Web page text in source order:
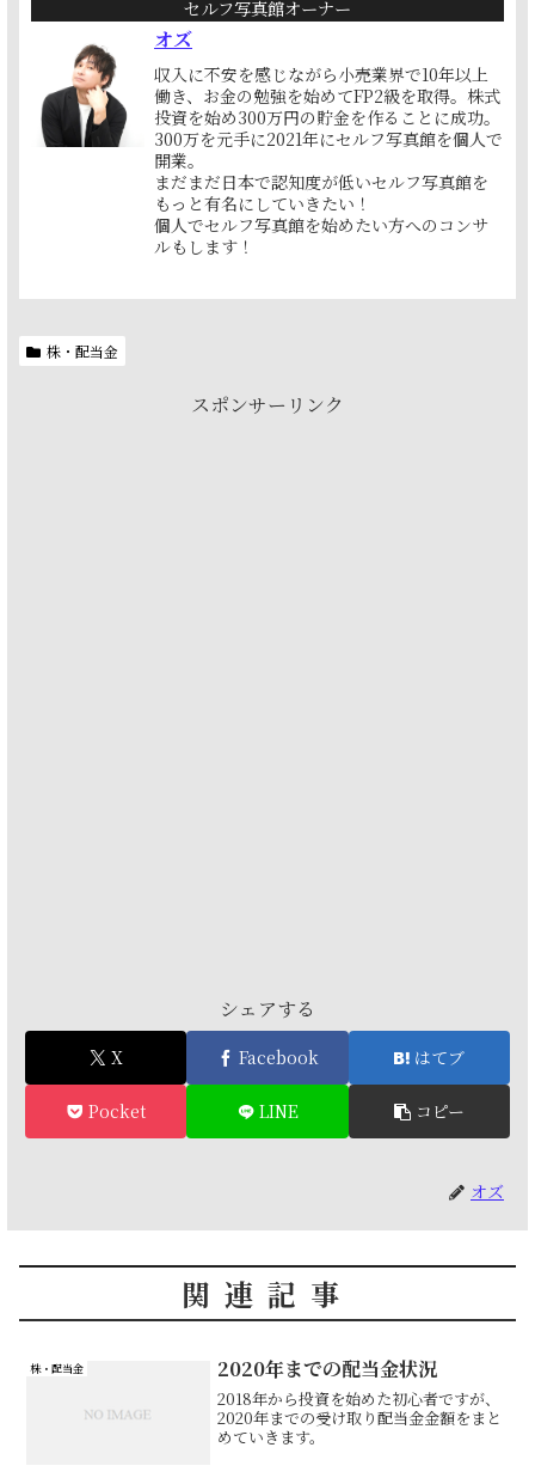
セルフ写真館オーナー
オズ
収入に不安を感じながら小売業界で10年以上
働き、お金の勉強を始めてFP2級を取得。株式
投資を始め300万円の貯金を作ることに成功。
300万を元手に2021年にセルフ写真館を個人で
開業。
まだまだ日本で認知度が低いセルフ写真館を
もっと有名にしていきたい！
個人でセルフ写真館を始めたい方へのコンサ
ルもします！
株・配当金
スポンサーリンク
シェアする
X Facebook はてブ
Pocket LINE コピー
オズ
関連記事
株・配当金 2020年までの配当金状況
2018年から投資を始めた初心者ですが、
2020年までの受け取り配当金金額をまと
めていきます。